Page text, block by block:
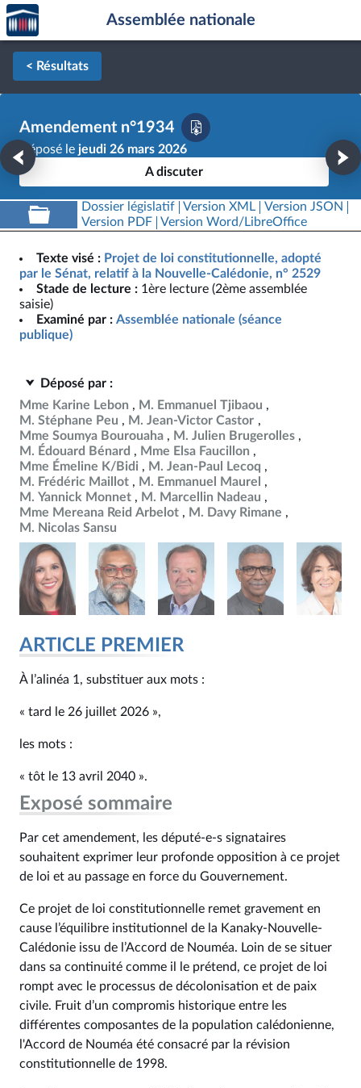
Aller au contenu
Aller en bas de la page
Accèder
à la
page
d'accueil
Assemblée nationale
< Résultats
Amendement n°1934
Déposé le jeudi 26 mars 2026
A discuter
Dossier législatif Version XML
Version JSON
Version PDF
Version Word/LibreOffice
Texte visé : Projet de loi constitutionnelle, adopté
par le Sénat, relatif à la Nouvelle-Calédonie, n° 2529
Stade de lecture : 1ère lecture (2ème assemblée
saisie)
Examiné par : Assemblée nationale (séance
publique)
Déposé par :
Mme Karine Lebon
M. Emmanuel Tjibaou
M. Stéphane Peu
M. Jean-Victor Castor
Mme Soumya Bourouaha
M. Julien Brugerolles
M. Édouard Bénard
Mme Elsa Faucillon
Mme Émeline K/Bidi
M. Jean-Paul Lecoq
M. Frédéric Maillot
M. Emmanuel Maurel
M. Yannick Monnet
M. Marcellin Nadeau
Mme Mereana Reid Arbelot
M. Davy Rimane
M. Nicolas Sansu
ARTICLE PREMIER
À l’alinéa 1, substituer aux mots :
« tard le 26 juillet 2026 »,
les mots :
« tôt le 13 avril 2040 ».
Exposé sommaire
Par cet amendement, les député-e-s signataires
souhaitent exprimer leur profonde opposition à ce projet
de loi et au passage en force du Gouvernement.
Ce projet de loi constitutionnelle remet gravement en
cause l’équilibre institutionnel de la Kanaky-Nouvelle-
Calédonie issu de l’Accord de Nouméa. Loin de se situer
dans sa continuité comme il le prétend, ce projet de loi
rompt avec le processus de décolonisation et de paix
civile. Fruit d’un compromis historique entre les
différentes composantes de la population calédonienne,
l'Accord de Nouméa été consacré par la révision
constitutionnelle de 1998.